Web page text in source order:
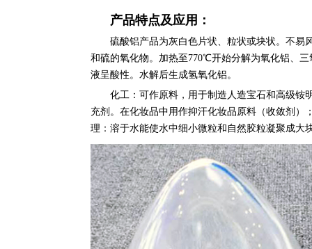
产品特点及应用：
硫酸铝产品为灰白色片状、粒状或块状。不易
和硫的氧化物。加热至770℃开始分解为氧化铝、
液呈酸性。水解后生成氢氧化铝。
化工：可作原料，用于制造人造宝石和高级铵
充剂。在化妆品中用作抑汗化妆品原料（收敛剂）
理： 溶于水能使水中细小微粒和自然胶粒凝聚成大